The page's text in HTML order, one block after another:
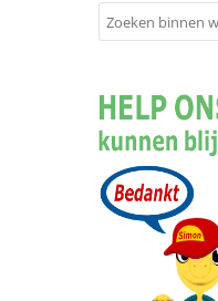
WACHTLIJST Zoeken